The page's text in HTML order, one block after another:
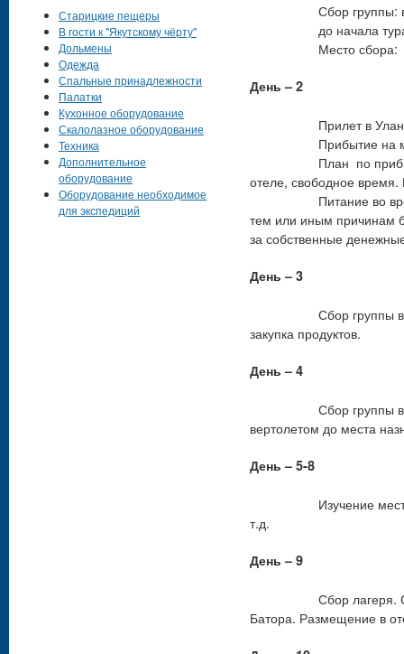
Сбор группы: время
до начала тура
Место сбора:
День – 2
Прилет в Улан-
Прибытие на
План по прибытию:
отеле, свободное время.
Питание во время
тем или иным причинам
за собственные
День – 3
Сбор группы в фойе
закупка продуктов.
День – 4
Сбор группы в
вертолетом до места
День – 5-8
Изучение
т.д.
День – 9
Сбор лагеря. Сбор
Батора. Размещение в
Старицкие пещеры
В гости к "Якутскому чёрту"
Дольмены
Одежда
Спальные принадлежности
Палатки
Кухонное оборудование
Скалолазное оборудование
Техника
Дополнительное
оборудование
Оборудование необходимое
для экспедиций